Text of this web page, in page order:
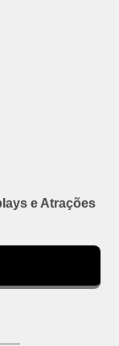
e Atrações